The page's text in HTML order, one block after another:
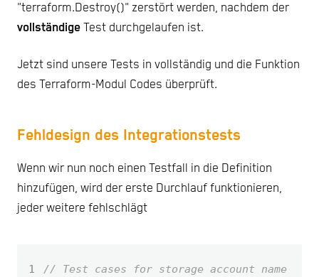
"terraform.Destroy()" zerstört werden, nachdem der
vollständige Test durchgelaufen ist.
Jetzt sind unsere Tests in vollständig und die Funktion
des Terraform-Modul Codes überprüft.
Fehldesign des Integrationstests
Wenn wir nun noch einen Testfall in die Definition
hinzufügen, wird der erste Durchlauf funktionieren,
jeder weitere fehlschlägt
1
// Test cases for storage account name